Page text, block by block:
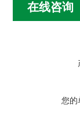
在线咨询
您的